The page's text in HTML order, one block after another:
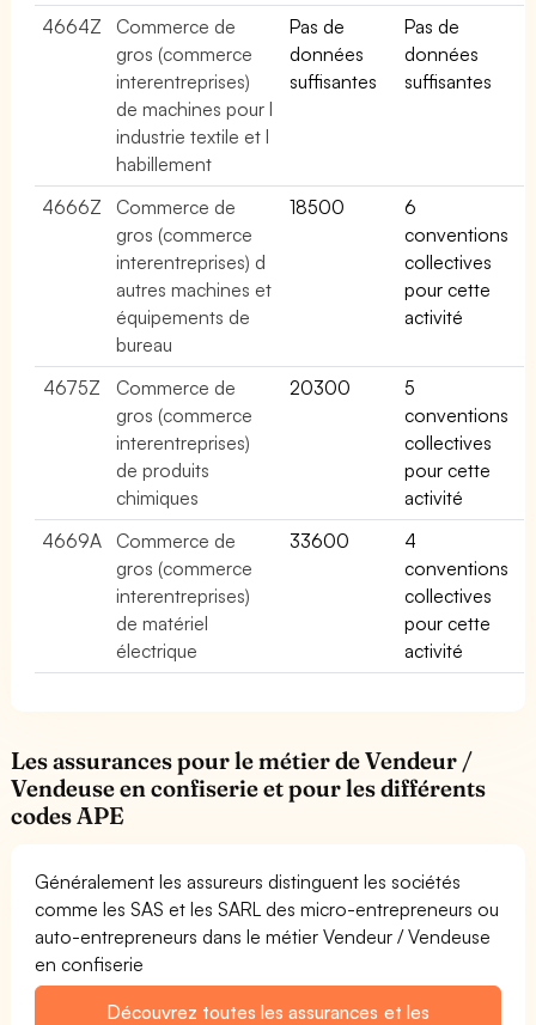
4664Z
Commerce de
gros (commerce
interentreprises)
de machines pour l
industrie textile et l
habillement
Pas de
données
suffisantes
Pas de
données
suffisantes
4666Z
Commerce de
gros (commerce
interentreprises) d
autres machines et
équipements de
bureau
18500
6
conventions
collectives
pour cette
activité
4675Z
Commerce de
gros (commerce
interentreprises)
de produits
chimiques
20300
5
conventions
collectives
pour cette
activité
4669A
Commerce de
gros (commerce
interentreprises)
de matériel
électrique
33600
4
conventions
collectives
pour cette
activité
Les assurances pour le métier de Vendeur /
Vendeuse en confiserie et pour les différents
codes APE
Généralement les assureurs distinguent les sociétés
comme les SAS et les SARL des micro-entrepreneurs ou
auto-entrepreneurs dans le métier Vendeur / Vendeuse
en confiserie
Découvrez toutes les assurances et les